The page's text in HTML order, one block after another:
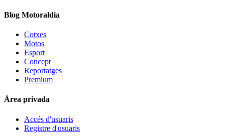
Blog Motoraldia
Cotxes
Motos
Esport
Concept
Reportatges
Premium
Àrea privada
Accés d'usuaris
Registre d'usuaris